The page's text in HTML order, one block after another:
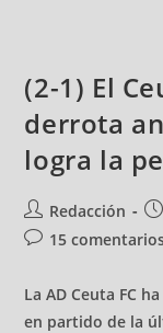
(2-1) El
derrota
logra la
Redacción
15
La AD Ceuta FC
en partido de la